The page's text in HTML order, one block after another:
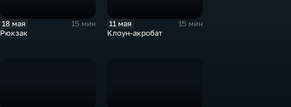
18 мая
15 мин
Рюкзак
11 мая
15 мин
Клоун-акробат